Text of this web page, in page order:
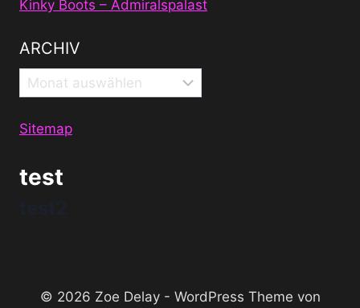
Kinky Boots – Admiralspalast
ARCHIV
Archiv
Sitemap
test
© 2026 Zoe Delay - WordPress Theme von